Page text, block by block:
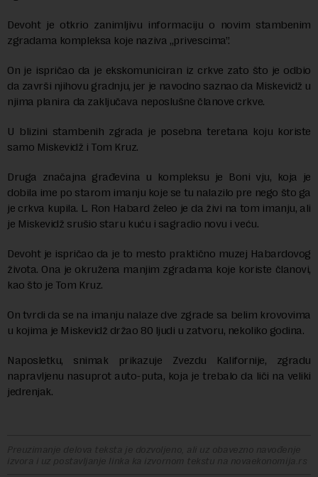
Devoht je otkrio zanimljivu informaciju o novim stambenim
zgradama kompleksa koje naziva „privescima”.
On je ispričao da je ekskomuniciran iz crkve zato što je odbio
da završi njihovu gradnju, jer je navodno saznao da Miskevidž u
njima planira da zaključava neposlušne članove crkve.
U blizini stambenih zgrada je posebna teretana koju koriste
samo Miskevidž i Tom Kruz.
Druga značajna građevina u kompleksu je Boni vju, koja je
dobila ime po starom imanju koje se tu nalazilo pre nego što ga
je crkva kupila. L. Ron Habard želeo je da živi na tom imanju, ali
je Miskevidž srušio staru kuću i sagradio novu i veću.
Devoht je ispričao da je to mesto praktično muzej Habardovog
života. Ona je okružena manjim zgradama koje koriste članovi,
kao što je Tom Kruz.
On tvrdi da se na imanju nalaze dve zgrade sa belim krovovima
u kojima je Miskevidž držao 80 ljudi u zatvoru, nekoliko godina.
Naposletku, snimak prikazuje Zvezdu Kalifornije, zgradu
napravljenu nasuprot auto-puta, koja je trebalo da liči na veliki
jedrenjak.
Preuzimanje delova teksta je dozvoljeno, ali uz obavezno navođenje
izvora i uz postavljanje linka ka izvornom tekstu na novaekonomija.rs